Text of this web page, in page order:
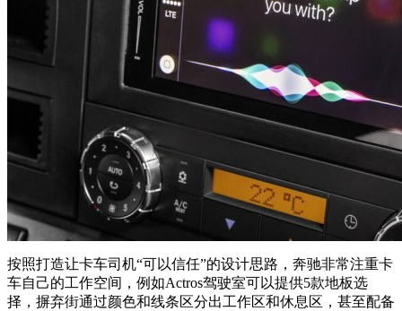
按照打造让卡车司机“可以信任”的设计思路，奔驰非常注重卡
车自己的工作空间，例如Actros驾驶室可以提供5款地板选
择，摒弃街通过颜色和线条区分出工作区和休息区，甚至配备